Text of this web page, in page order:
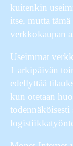
kuitenkin
itse, mutta
verkkokaupan
Useimmat
1 arkipäivän
edellyttää
kun otetaan
todennäköisesti